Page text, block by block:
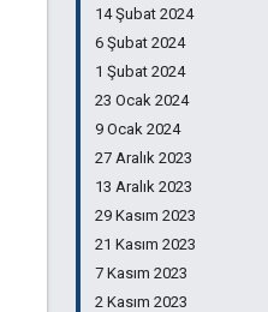
14 Şubat 2024
6 Şubat 2024
1 Şubat 2024
23 Ocak 2024
9 Ocak 2024
27 Aralık 2023
13 Aralık 2023
29 Kasım 2023
21 Kasım 2023
7 Kasım 2023
2 Kasım 2023